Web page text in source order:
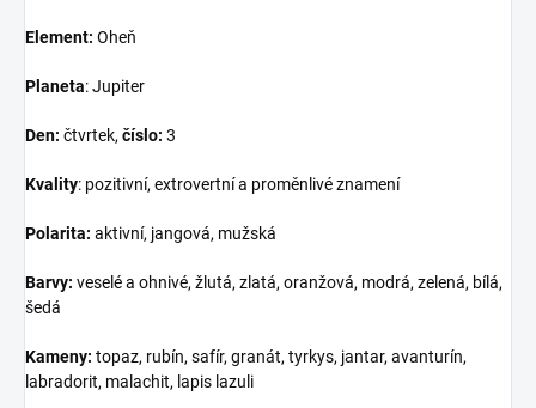
Element: Oheň
Planeta: Jupiter
Den: čtvrtek, číslo: 3
Kvality: pozitivní, extrovertní a proměnlivé znamení
Polarita: aktivní, jangová, mužská
Barvy: veselé a ohnivé, žlutá, zlatá, oranžová, modrá, zelená, bílá,
šedá
Kameny: topaz, rubín, safír, granát, tyrkys, jantar, avanturín,
labradorit, malachit, lapis lazuli